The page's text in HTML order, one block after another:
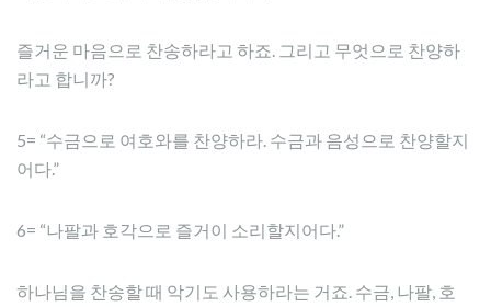
즐거운 마음으로 찬송하라고 하죠. 그리고 무엇으로 찬양하
라고 합니까?
5= “수금으로 여호와를 찬양하라. 수금과 음성으로 찬양할지
어다.”
6= “나팔과 호각으로 즐거이 소리할지어다.”
하나님을 찬송할 때 악기도 사용하라는 거죠. 수금, 나팔, 호